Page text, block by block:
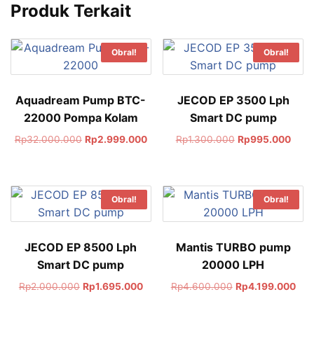
Produk Terkait
Obral!
Aquadream Pump BTC-
22000 Pompa Kolam
Rp32.000.000 Rp2.999.000
Obral!
JECOD EP 3500 Lph
Smart DC pump
Rp1.300.000 Rp995.000
Obral!
JECOD EP 8500 Lph
Smart DC pump
Rp2.000.000 Rp1.695.000
Obral!
Mantis TURBO pump
20000 LPH
Rp4.600.000 Rp4.199.000